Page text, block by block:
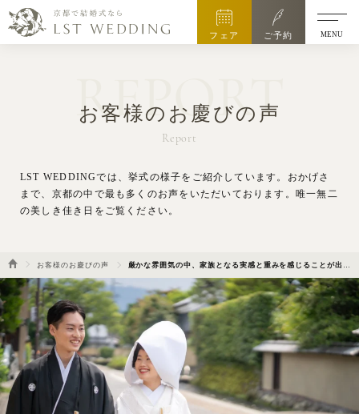
フェア ご予約 MENU
お客様のお慶びの声
Report
REPORT
LST WEDDINGでは、挙式の様子をご紹介しています。
おかげさ
まで、京都の中で最も多くのお声をいただいております。唯一無二
の美しき佳き日をご覧ください。
お客様のお慶びの声